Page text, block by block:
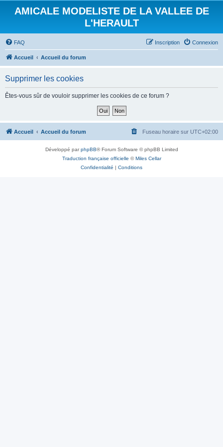
AMICALE MODELISTE DE LA VALLEE DE
L'HERAULT
FAQ Connexion
Inscription
Accueil Accueil du forum
Supprimer les cookies
Êtes-vous sûr de vouloir supprimer les cookies de ce forum ?
Accueil Accueil du forum Fuseau horaire sur UTC+02:00
Développé parphpBB® Forum Software © phpBB Limited
Traduction française officielle ©Miles Cellar
Confidentialité | Conditions